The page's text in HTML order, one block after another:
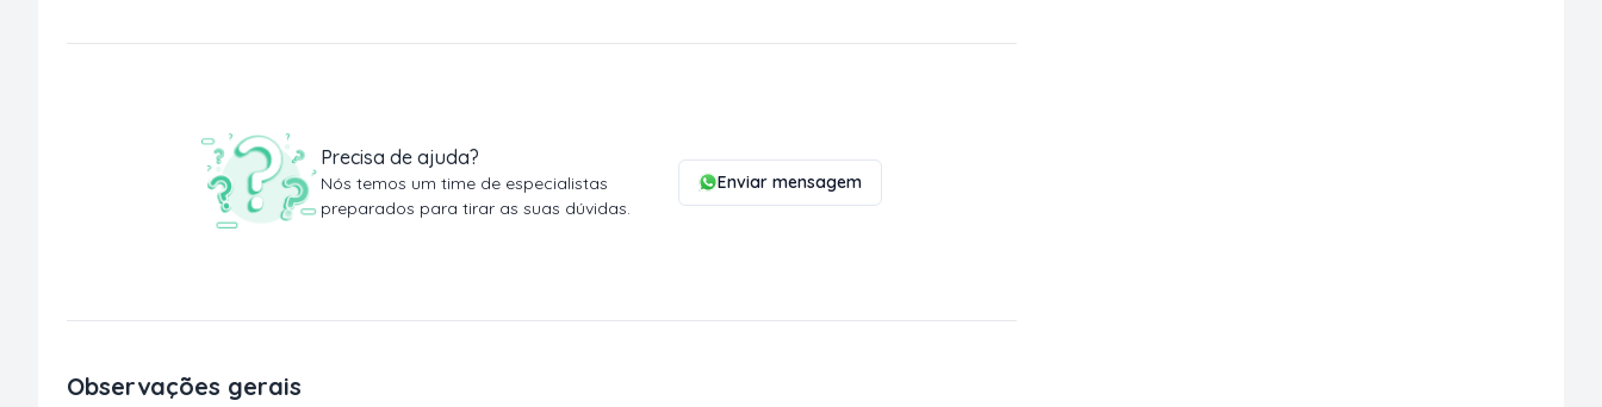
Precisa de ajuda?
Nós temos um time de especialistas
preparados para tirar as suas dúvidas.
Enviar mensagem
Observações gerais